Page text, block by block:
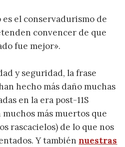
el conservadurismo de
convencer de que
fue mejor».
y seguridad, la frase
hecho más daño muchas
en la era post-11S
más muertos que
rascacielos) de lo que nos
Y tambiénnuestras